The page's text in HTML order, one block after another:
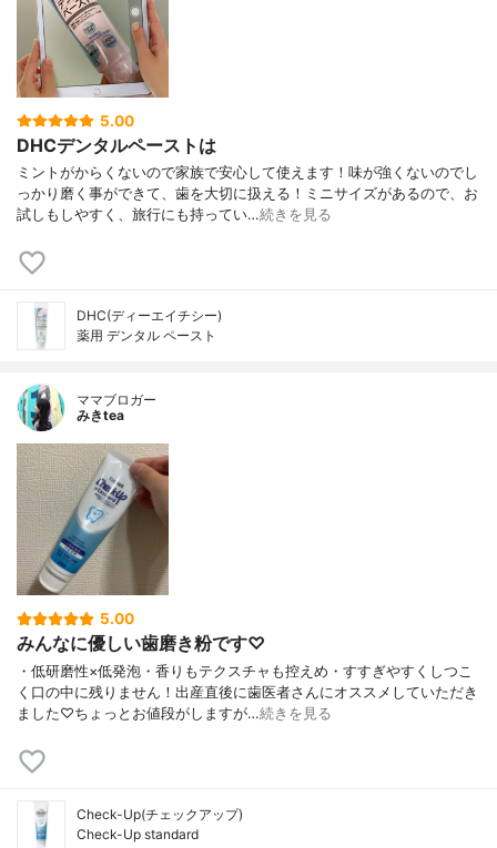
5.00
DHCデンタルペーストは
ミントがからくないので家族で安心して使えます！味が強くないのでし
っかり磨く事ができて、歯を大切に扱える！ミニサイズがあるので、お
試しもしやすく、旅行にも持ってい…続きを見る
DHC(ディーエイチシー)
薬用 デンタル ペースト
ママブロガー
みきtea
5.00
みんなに優しい歯磨き粉です♡
・低研磨性×低発泡・香りもテクスチャも控えめ・すすぎやすくしつこ
く口の中に残りません！出産直後に歯医者さんにオススメしていただき
ました♡ちょっとお値段がしますが…続きを見る
Check-Up(チェックアップ)
Check-Up standard